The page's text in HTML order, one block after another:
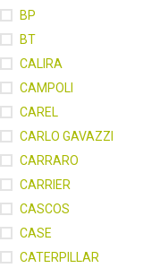
BP
BT
CALIRA
CAMPOLI
CAREL
CARLO GAVAZZI
CARRARO
CARRIER
CASCOS
CASE
CATERPILLAR